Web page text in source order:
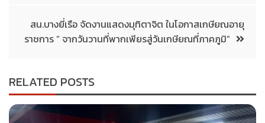
สน.บางยี่เรือ จัดงานแสดงมุทิตาจิต ในโอกาสเกษียณอายุ
ราชการ ” จากวันวานที่พากเพียรสู่วันเกษียณที่ภาคภูมิ”
RELATED POSTS